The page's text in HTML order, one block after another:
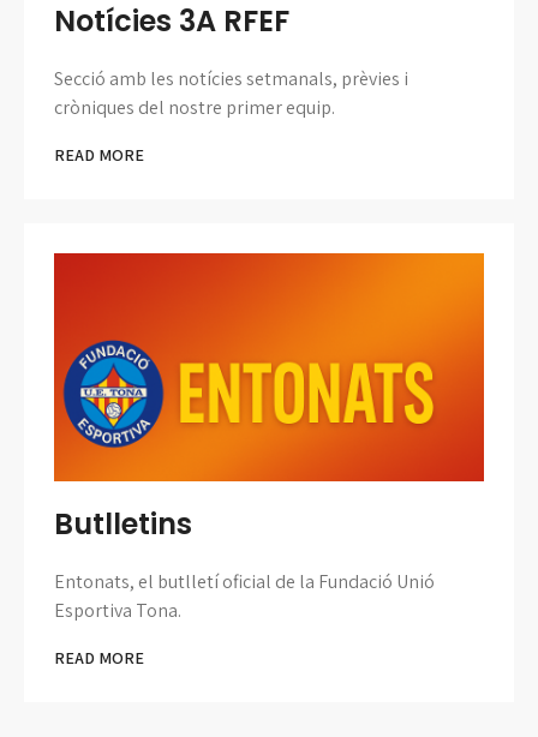
Notícies 3A RFEF
Secció amb les notícies setmanals, prèvies i
cròniques del nostre primer equip.
READ MORE
Butlletins
Entonats, el butlletí oficial de la Fundació Unió
Esportiva Tona.
READ MORE